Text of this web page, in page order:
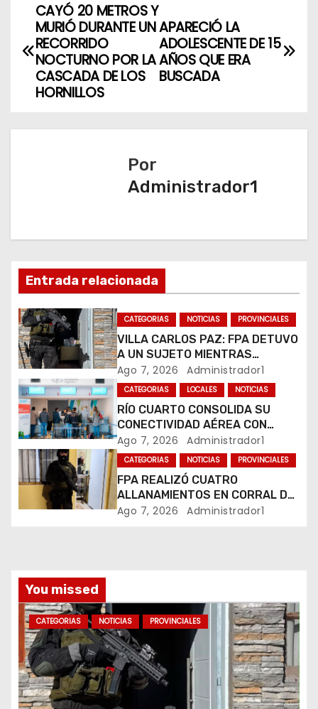
N
a
g
n
d
e
e
n
t
r
a
s
APARECIÓ LA
ADOLESCENTE DE 15
AÑOS QUE ERA
BUSCADA
CAYÓ 20 METROS Y
MURIÓ DURANTE UN
RECORRIDO
NOCTURNO POR LA
CASCADA DE LOS
HORNILLOS
Por
Administrador1
Entrada relacionada
CATEGORIAS NOTICIAS PROVINCIALES
VILLA CARLOS PAZ: FPA DETUVO
A UN SUJETO MIENTRAS
COMERCIALIZABA COCAÍNA Y
MARIHUANA EN UNA PLAZA
Ago 7, 2026 Administrador1
CATEGORIAS LOCALES NOTICIAS
RÍO CUARTO CONSOLIDA SU
CONECTIVIDAD AÉREA CON
CUATRO VUELOS SEMANALES A
BUENOS AIRES
Ago 7, 2026 Administrador1
CATEGORIAS NOTICIAS PROVINCIALES
FPA REALIZÓ CUATRO
ALLANAMIENTOS EN CORRAL DE
BUSTOS-IFFLINGER
Ago 7, 2026 Administrador1
You missed
CATEGORIAS NOTICIAS PROVINCIALES